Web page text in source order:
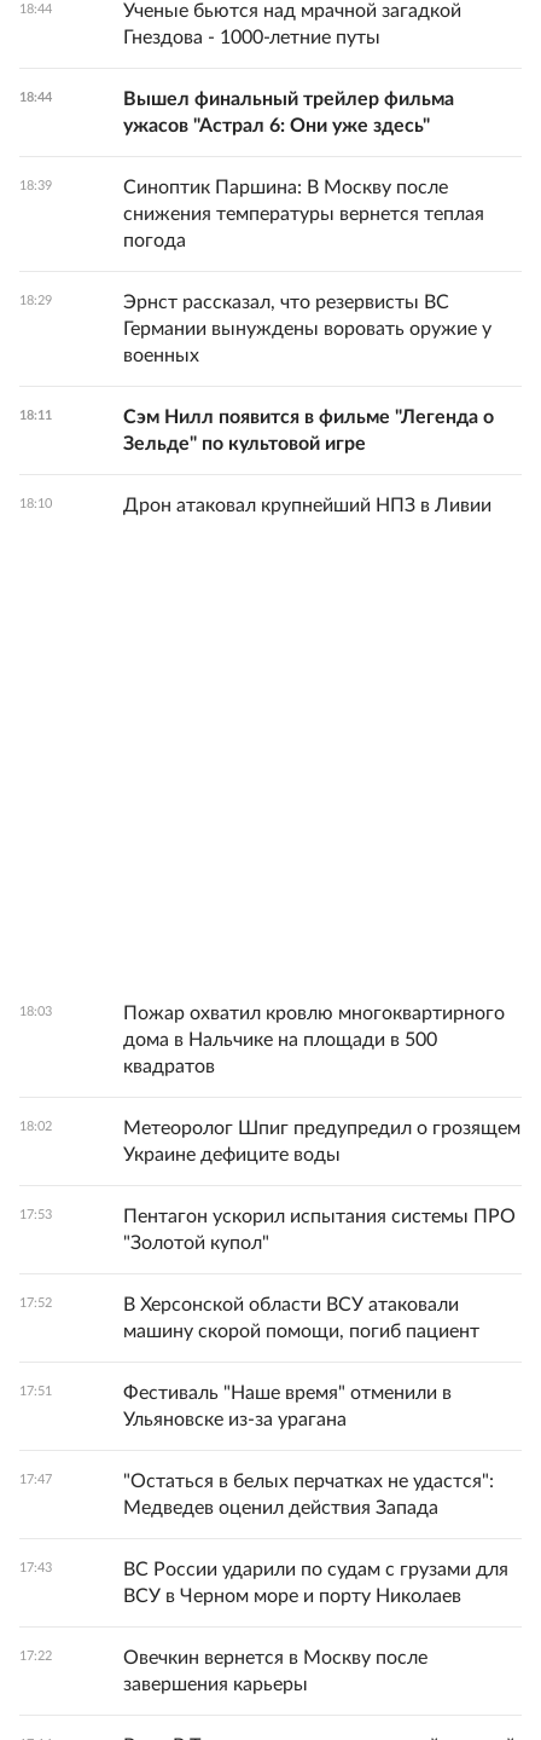
18:44
Ученые бьются над мрачной загадкой
Гнездова - 1000-летние путы
18:44
Вышел финальный трейлер фильма
ужасов "Астрал 6: Они уже здесь"
18:39
Синоптик Паршина: В Москву после
снижения температуры вернется теплая
погода
18:29
Эрнст рассказал, что резервисты ВС
Германии вынуждены воровать оружие у
военных
18:11
Сэм Нилл появится в фильме "Легенда о
Зельде" по культовой игре
18:10 Дрон атаковал крупнейший НПЗ в Ливии
18:03
Пожар охватил кровлю многоквартирного
дома в Нальчике на площади в 500
квадратов
18:02
Метеоролог Шпиг предупредил о грозящем
Украине дефиците воды
17:53
Пентагон ускорил испытания системы ПРО
"Золотой купол"
17:52
В Херсонской области ВСУ атаковали
машину скорой помощи, погиб пациент
17:51
Фестиваль "Наше время" отменили в
Ульяновске из-за урагана
17:47
"Остаться в белых перчатках не удастся":
Медведев оценил действия Запада
17:43
ВС России ударили по судам с грузами для
ВСУ в Черном море и порту Николаев
17:22
Овечкин вернется в Москву после
завершения карьеры